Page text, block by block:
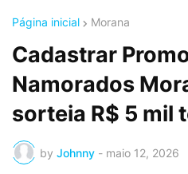
Página inicial Morana
Cadastrar
Namorados
sorteia R$ 5 mil
by Johnny - maio 12, 2026